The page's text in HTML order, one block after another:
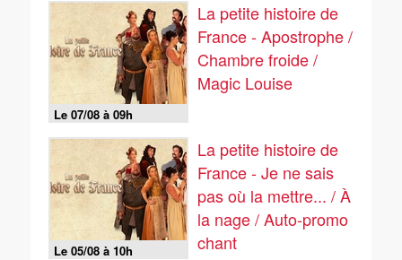
Le 07/08 à 09h
La petite histoire de
France - Apostrophe /
Chambre froide /
Magic Louise
Le 05/08 à 10h
La petite histoire de
France - Je ne sais
pas où la mettre... / À
la nage / Auto-promo
chant